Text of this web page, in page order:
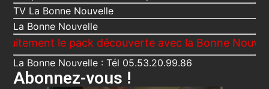
TV La Bonne Nouvelle
La Bonne Nouvelle
le pack découverte avec la Bonne Nouvelle, Le
La Bonne Nouvelle : Tél 05.53.20.99.86
Abonnez-vous !